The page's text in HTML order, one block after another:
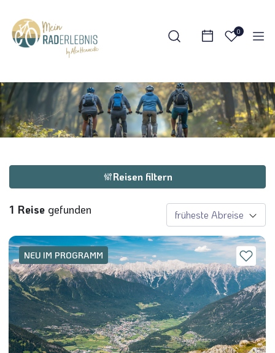
0
Suche verfeinern
Reisezeitraum
Sortieren nach
Italien (0)
Polen(0)
Schweden(0)
Skandinavien(0)
Slowakei(0)
Österreich(1)
Reisen filtern
1 Reise gefunden
NEU IM PROGRAMM